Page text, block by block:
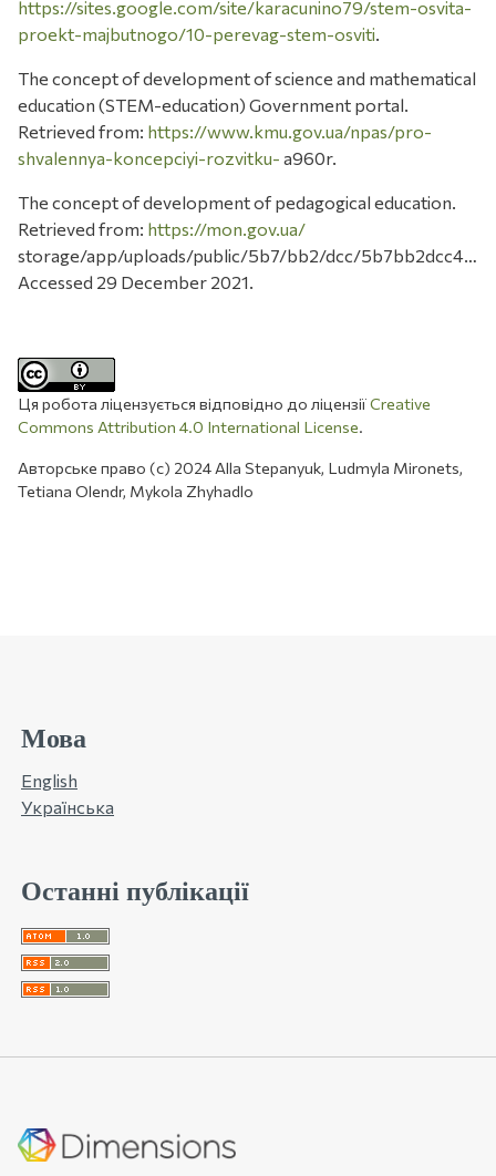
https://sites.google.com/site/karacunino79/stem-osvita-
proekt-majbutnogo/10-perevag-stem-osviti.
The concept of development of science and mathematical
education (STEM-education) Government portal.
Retrieved from: https://www.kmu.gov.ua/npas/pro-
shvalennya-koncepciyi-rozvitku- a960r.
The concept of development of pedagogical education.
Retrieved from: https://mon.gov.ua/
storage/app/uploads/public/5b7/bb2/dcc/
Accessed 29 December 2021.
Ця робота ліцензується відповідно до ліцензіїCreative
Commons Attribution 4.0 International License.
Авторське право (c) 2024 Alla Stepanyuk, Ludmyla Mironets,
Tetiana Olendr, Mykola Zhyhadlo
Мова
English
Українська
Останні публікації